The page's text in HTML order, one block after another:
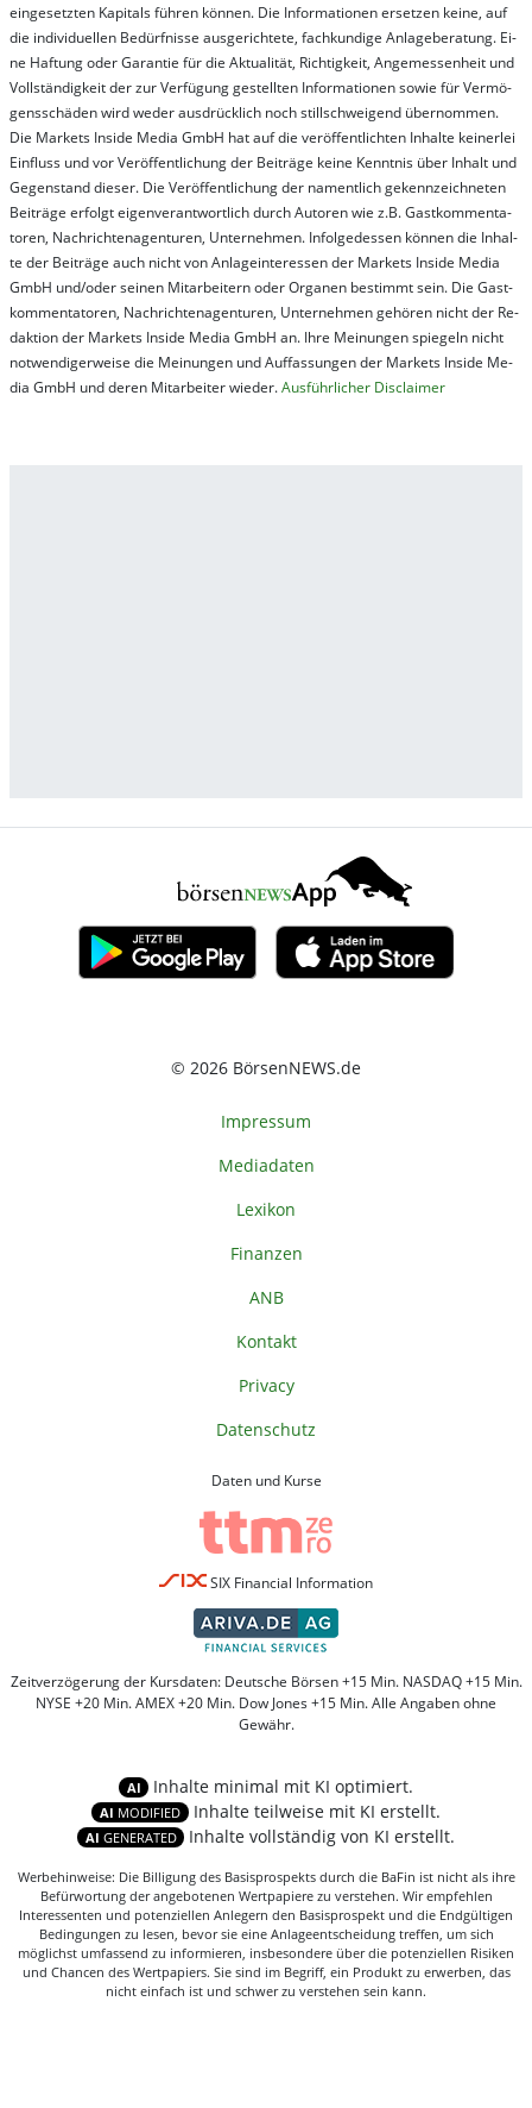
ein­ge­setz­ten Ka­pi­tals füh­ren kön­nen. Die In­for­ma­tion­en er­setz­en kei­ne, auf
die in­di­vi­du­el­len Be­dür­fnis­se aus­ge­rich­te­te, fach­kun­di­ge An­la­ge­be­ra­tung. Ei­
ne Haf­tung oder Ga­ran­tie für die Ak­tu­ali­tät, Rich­tig­keit, An­ge­mes­sen­heit und
Vol­lständ­ig­keit der zur Ver­fü­gung ge­stel­lt­en In­for­ma­tion­en so­wie für Ver­mö­
gens­schä­den wird we­der aus­drück­lich noch stil­lschwei­gend über­nom­men.
Die Mar­kets In­side Me­dia GmbH hat auf die ver­öf­fent­lich­ten In­hal­te kei­ner­lei
Ein­fluss und vor Ver­öf­fent­lich­ung der Bei­trä­ge kei­ne Ken­nt­nis über In­halt und
Ge­gen­stand die­ser. Die Ver­öf­fent­lich­ung der na­ment­lich ge­kenn­zeich­net­en
Bei­trä­ge er­folgt ei­gen­ver­ant­wort­lich durch Au­tor­en wie z.B. Gast­kom­men­ta­
tor­en, Nach­richt­en­ag­en­tur­en, Un­ter­neh­men. In­fol­ge­des­sen kön­nen die In­hal­
te der Bei­trä­ge auch nicht von An­la­ge­in­te­res­sen der Mar­kets In­side Me­dia
GmbH und/oder sei­nen Mit­ar­bei­tern oder Or­ga­nen be­stim­mt sein. Die Gast­
kom­men­ta­tor­en, Nach­rich­ten­ag­en­tur­en, Un­ter­neh­men ge­hör­en nicht der Re­
dak­tion der Mar­kets In­side Me­dia GmbH an. Ihre Mei­nung­en spie­geln nicht
not­wen­di­ger­wei­se die Mei­nung­en und Auf­fas­sung­en der Mar­kets In­side Me­
dia GmbH und de­ren Mit­ar­bei­ter wie­der.Aus­führ­lich­er Dis­clai­mer
© 2026 BörsenNEWS.de
Impressum
Mediadaten
Lexikon
Finanzen
ANB
Kontakt
Privacy
Datenschutz
Daten und Kurse
SIX Financial Information
Zeitverzögerung der Kursdaten: Deutsche Börsen +15 Min. NASDAQ +15 Min.
NYSE +20 Min. AMEX +20 Min. Dow Jones +15 Min. Alle Angaben ohne
Gewähr.
AI Inhalte minimal mit KI optimiert.
AI MODIFIED Inhalte teilweise mit KI erstellt.
AI GENERATED Inhalte vollständig von KI erstellt.
Werbehinweise: Die Billigung des Basisprospekts durch die BaFin ist nicht als ihre
Befürwortung der angebotenen Wertpapiere zu verstehen. Wir empfehlen
Interessenten und potenziellen Anlegern den Basisprospekt und die Endgültigen
Bedingungen zu lesen, bevor sie eine Anlageentscheidung treffen, um sich
möglichst umfassend zu informieren, insbesondere über die potenziellen Risiken
und Chancen des Wertpapiers. Sie sind im Begriff, ein Produkt zu erwerben, das
nicht einfach ist und schwer zu verstehen sein kann.